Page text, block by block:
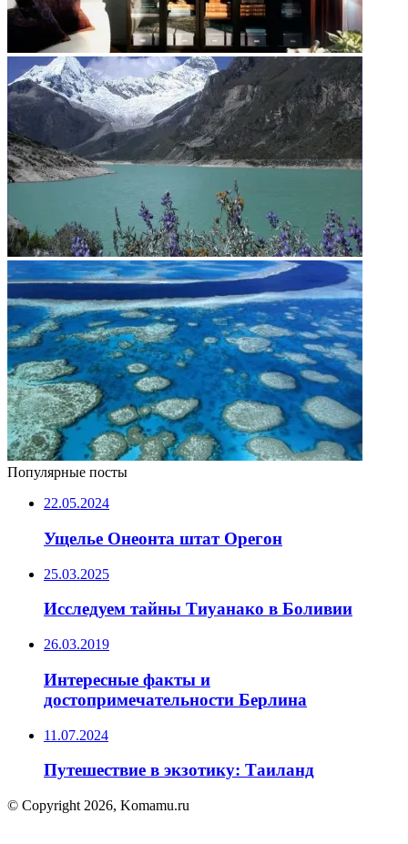
Популярные посты
22.05.2024
Ущелье Онеонта штат Орегон
25.03.2025
Исследуем тайны Тиуанако в Боливии
26.03.2019
Интересные факты и
достопримечательности Берлина
11.07.2024
Путешествие в экзотику: Таиланд
© Copyright 2026, Komamu.ru